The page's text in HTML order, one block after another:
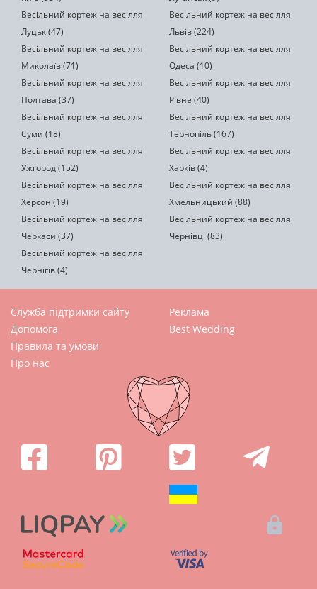
Весільний кортеж на весілля
Луцьк (47)
Весільний кортеж на весілля
Львів (224)
Весільний кортеж на весілля
Миколаїв (71)
Весільний кортеж на весілля
Одеса (10)
Весільний кортеж на весілля
Полтава (37)
Весільний кортеж на весілля
Рівне (40)
Весільний кортеж на весілля
Суми (18)
Весільний кортеж на весілля
Тернопіль (167)
Весільний кортеж на весілля
Ужгород (152)
Весільний кортеж на весілля
Харків (4)
Весільний кортеж на весілля
Херсон (19)
Весільний кортеж на весілля
Хмельницький (88)
Весільний кортеж на весілля
Черкаси (37)
Весільний кортеж на весілля
Чернівці (83)
Весільний кортеж на весілля
Чернігів (4)
Служба підтримки сайту
Допомога
Правила та умови
Про нас
Реклама
Best Wedding